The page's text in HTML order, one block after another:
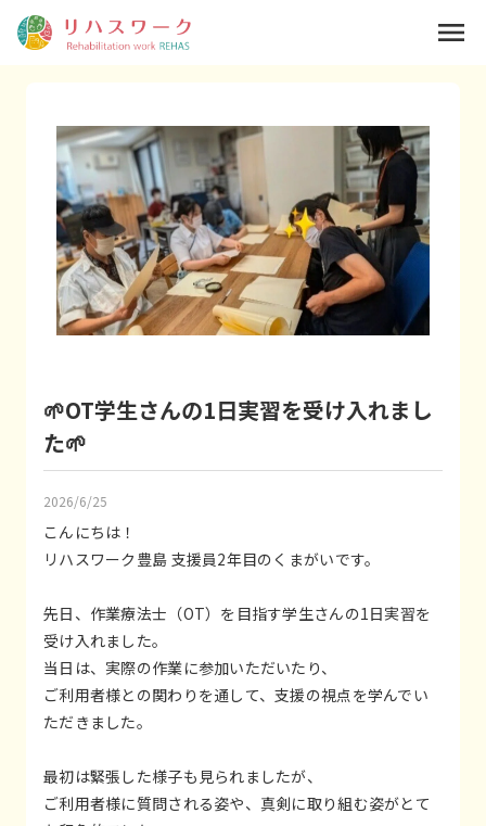
🌱OT学生さんの1日実習を受け入れまし
た🌱
2026/6/25
こんにちは！
リハスワーク豊島 支援員2年目のくまがいです。
先日、作業療法士（OT）を目指す学生さんの1日実習を
受け入れました。
当日は、実際の作業に参加いただいたり、
ご利用者様との関わりを通して、支援の視点を学んでい
ただきました。
最初は緊張した様子も見られましたが、
ご利用者様に質問される姿や、真剣に取り組む姿がとて
menu